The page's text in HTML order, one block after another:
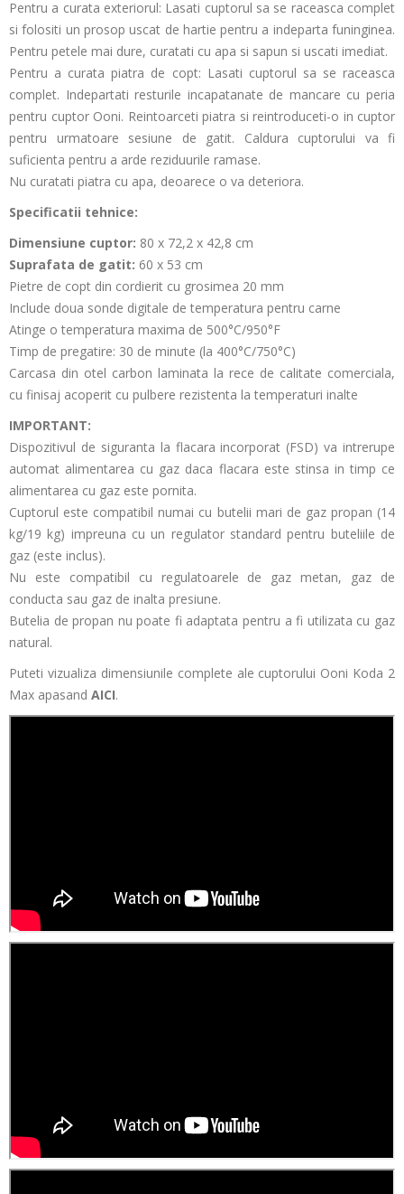
Pentru a curata exteriorul: Lasati cuptorul sa se raceasca complet
si folositi un prosop uscat de hartie pentru a indeparta funinginea.
Pentru petele mai dure, curatati cu apa si sapun si uscati imediat.
Pentru a curata piatra de copt: Lasati cuptorul sa se raceasca
complet. Indepartati resturile incapatanate de mancare cu peria
pentru cuptor Ooni. Reintoarceti piatra si reintroduceti-o in cuptor
pentru urmatoare sesiune de gatit. Caldura cuptorului va fi
suficienta pentru a arde reziduurile ramase.
Nu curatati piatra cu apa, deoarece o va deteriora.
Specificatii tehnice:
Dimensiune cuptor: 80 x 72,2 x 42,8 cm
Suprafata de gatit: 60 x 53 cm
Pietre de copt din cordierit cu grosimea 20 mm
Include doua sonde digitale de temperatura pentru carne
Atinge o temperatura maxima de 500°C/950°F
Timp de pregatire: 30 de minute (la 400°C/750°C)
Carcasa din otel carbon laminata la rece de calitate comerciala,
cu finisaj acoperit cu pulbere rezistenta la temperaturi inalte
IMPORTANT:
Dispozitivul de siguranta la flacara incorporat (FSD) va intrerupe
automat alimentarea cu gaz daca flacara este stinsa in timp ce
alimentarea cu gaz este pornita.
Cuptorul este compatibil numai cu butelii mari de gaz propan (14
kg/19 kg) impreuna cu un regulator standard pentru buteliile de
gaz (este inclus).
Nu este compatibil cu regulatoarele de gaz metan, gaz de
conducta sau gaz de inalta presiune.
Butelia de propan nu poate fi adaptata pentru a fi utilizata cu gaz
natural.
Puteti vizualiza dimensiunile complete ale cuptorului Ooni Koda 2
Max apasand AICI.